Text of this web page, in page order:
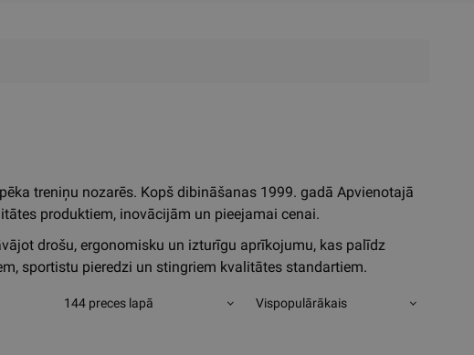
treniņu nozarēs. Kopš dibināšanas 1999. gadā Apvienotajā
produktiem, inovācijām un pieejamai cenai.
drošu, ergonomisku un izturīgu aprīkojumu, kas palīdz
sportistu pieredzi un stingriem kvalitātes standartiem.
144 preces lapā Vispopulārākais